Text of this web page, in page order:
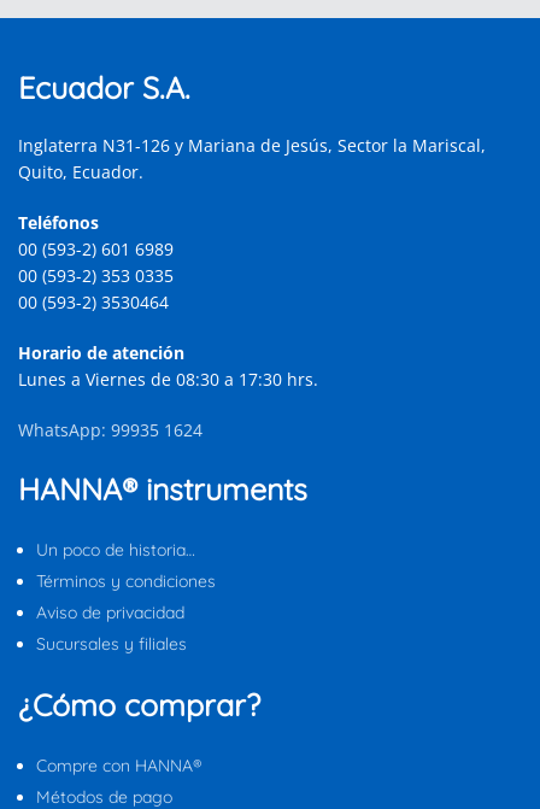
Ecuador S.A.
Inglaterra N31-126 y Mariana de Jesús, Sector la Mariscal,
Quito, Ecuador.
Teléfonos
00 (593-2) 601 6989
00 (593-2) 353 0335
00 (593-2) 3530464
Horario de atención
Lunes a Viernes de 08:30 a 17:30 hrs.
WhatsApp: 99935 1624
HANNA® instruments
Un poco de historia…
Términos y condiciones
Aviso de privacidad
Sucursales y filiales
¿Cómo comprar?
Compre con HANNA®
Métodos de pago